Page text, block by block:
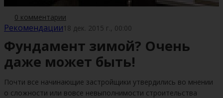
0 комментарии
Рекомендации18 дек. 2015 г., 00:00
Фундамент зимой? Очень
даже может быть!
Почти все начинающие застройщики утвердились во мнении
о сложности или вовсе невыполнимости строительства